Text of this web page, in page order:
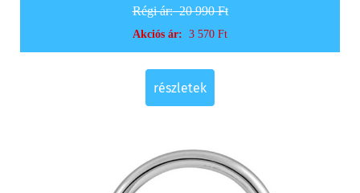
Régi ár:20 990 Ft
Akciós ár: 3 570 Ft
részletek